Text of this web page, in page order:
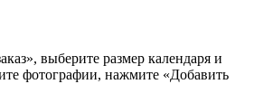
выберите размер календаря и
фотографии, нажмите «Добавить